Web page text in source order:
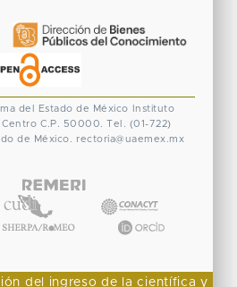
del Estado de México
Instituto
Centro C.P. 50000. Tel. (01-722)
de México. rectoria@uaemex.mx
del ingreso de la científica y